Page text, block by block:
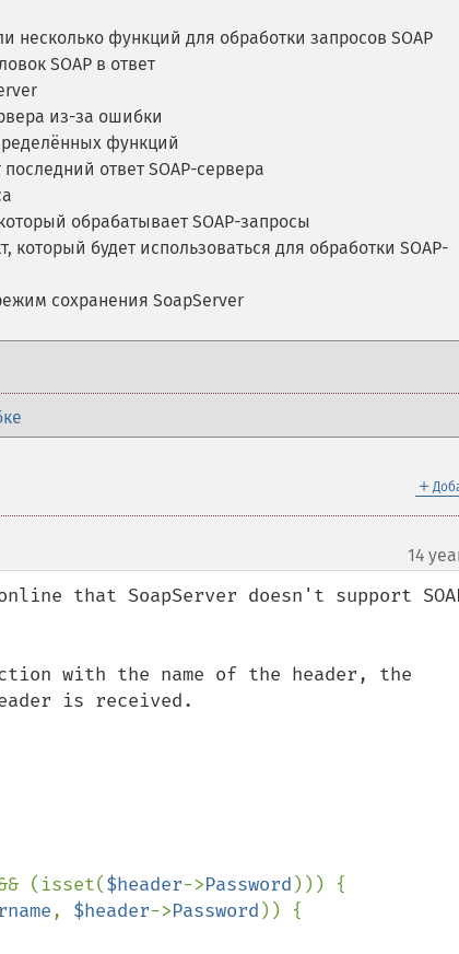
несколько функций для обработки запросов SOAP
SOAP в ответ
из-за ошибки
функций
ответ SOAP-сервера
обрабатывает SOAP-запросы
который будет использоваться для обработки SOAP-
сохранения SoapServer
＋
14
that SoapServer doesn't support
with the name of the header, the
is received.
(isset($header->Password ))) {
, $header->Password )) {